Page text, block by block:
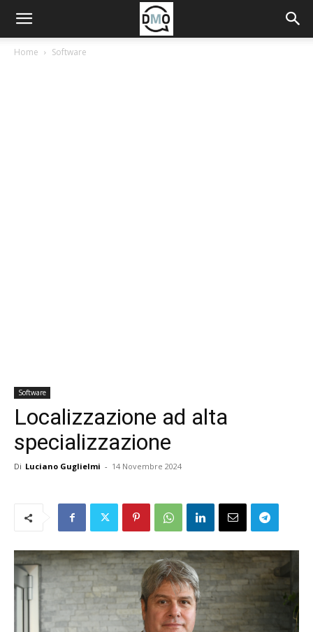
Home Software
Software
Localizzazione ad alta
specializzazione
Di Luciano Guglielmi - 14 Novembre 2024